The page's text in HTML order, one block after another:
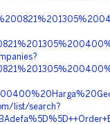
list/search?